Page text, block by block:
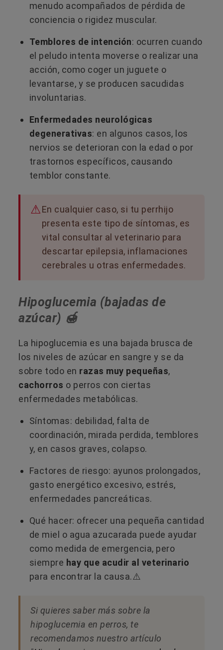
menudo acompañados de pérdida de
conciencia o rigidez muscular.
Temblores de intención: ocurren cuando
el peludo intenta moverse o realizar una
acción, como coger un juguete o
levantarse, y se producen sacudidas
involuntarias.
Enfermedades neurológicas
degenerativas: en algunos casos, los
nervios se deterioran con la edad o por
trastornos específicos, causando
temblor constante.
En cualquier caso, si tu perrhijo
presenta este tipo de síntomas, es
vital consultar al veterinario para
descartar epilepsia, inflamaciones
cerebrales u otras enfermedades.
Hipoglucemia (bajadas de
azúcar) 🍯
La hipoglucemia es una bajada brusca de
los niveles de azúcar en sangre y se da
sobre todo en razas muy pequeñas,
cachorros o perros con ciertas
enfermedades metabólicas.
Síntomas: debilidad, falta de
coordinación, mirada perdida, temblores
y, en casos graves, colapso.
Factores de riesgo: ayunos prolongados,
gasto energético excesivo, estrés,
enfermedades pancreáticas.
Qué hacer: ofrecer una pequeña cantidad
de miel o agua azucarada puede ayudar
como medida de emergencia, pero
siempre hay que acudir al veterinario
para encontrar la causa.⚠️
Si quieres saber más sobre la
hipoglucemia en perros, te
recomendamos nuestro artículo